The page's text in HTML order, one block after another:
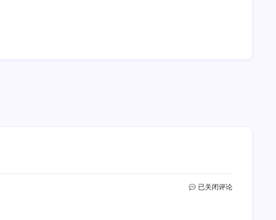
莲
已关闭评论